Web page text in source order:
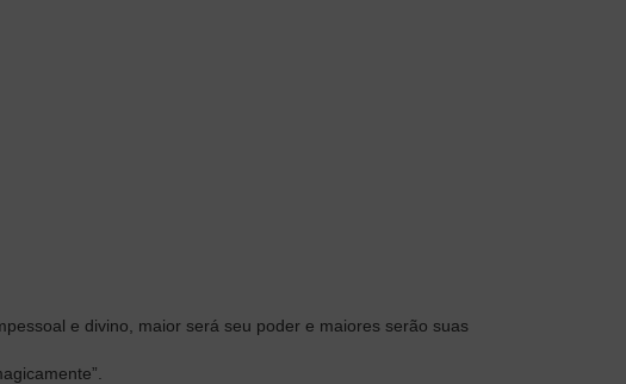
e divino, maior será seu poder e maiores serão suas